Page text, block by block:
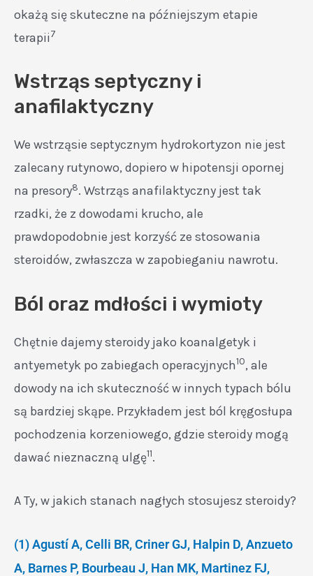
okażą się skuteczne na późniejszym etapie
terapii 7
Wstrząs septyczny i
anafilaktyczny
We wstrząsie septycznym hydrokortyzon nie jest
zalecany rutynowo, dopiero w hipotensji opornej
na presory8. Wstrząs anafilaktyczny jest tak
rzadki, że z dowodami krucho, ale
prawdopodobnie jest korzyść ze stosowania
steroidów, zwłaszcza w zapobieganiu nawrotu.
Ból oraz mdłości i wymioty
Chętnie dajemy steroidy jako koanalgetyk i
antyemetyk po zabiegach operacyjnych10, ale
dowody na ich skuteczność w innych typach bólu
są bardziej skąpe. Przykładem jest ból kręgosłupa
pochodzenia korzeniowego, gdzie steroidy mogą
dawać nieznaczną ulgę11.
A Ty, w jakich stanach nagłych stosujesz steroidy?
(1) Agustí A, Celli BR, Criner GJ, Halpin D, Anzueto
A, Barnes P, Bourbeau J, Han MK, Martinez FJ,